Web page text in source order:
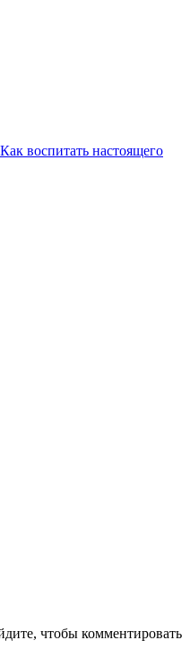
воспитать настоящего
чтобы комментировать